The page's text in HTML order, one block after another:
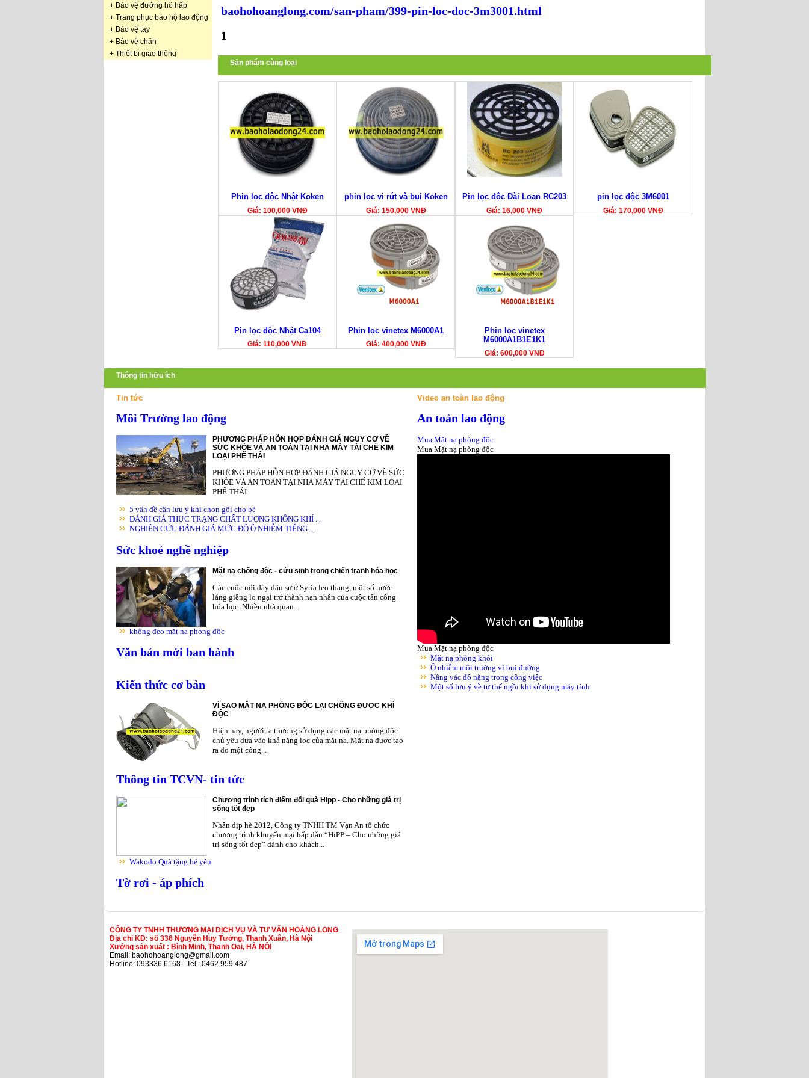
+ Bảo vệ đường hô hấp
+ Trang phục bảo hộ lao động
+ Bảo vệ tay
+ Bảo vệ chân
+ Thiết bị giao thông
baohohoanglong.com/san-pham/399-pin-loc-doc-3m3001.html
1
Sản phẩm cùng loại
Phin lọc độc Nhật Koken
Giá: 100,000 VNĐ
phin lọc vi rút và bụi Koken
Giá: 150,000 VNĐ
Pin lọc độc Đài Loan RC203
Giá: 16,000 VNĐ
pin lọc độc 3M6001
Giá: 170,000 VNĐ
Pin lọc độc Nhật Ca104
Giá: 110,000 VNĐ
Phin lọc vinetex M6000A1
Giá: 400,000 VNĐ
Phin lọc vinetex
M6000A1B1E1K1
Giá: 600,000 VNĐ
Thông tin hữu ích
Tin tức
Môi Trường lao động
PHƯƠNG PHÁP HỖN HỢP ĐÁNH GIÁ NGUY CƠ VỀ
SỨC KHỎE VÀ AN TOÀN TẠI NHÀ MÁY TÁI CHẾ KIM
LOẠI PHẾ THẢI
PHƯƠNG PHÁP HỖN HỢP ĐÁNH GIÁ NGUY CƠ VỀ SỨC
KHỎE VÀ AN TOÀN TẠI NHÀ MÁY TÁI CHẾ KIM LOẠI
PHẾ THẢI
5 vấn đề cần lưu ý khi chọn gối cho bé
ĐÁNH GIÁ THỰC TRẠNG CHẤT LƯỢNG KHÔNG KHÍ ...
NGHIÊN CỨU ĐÁNH GIÁ MỨC ĐỘ Ô NHIỄM TIẾNG ...
Sức khoẻ nghề nghiệp
Mặt nạ chống độc - cứu sinh trong chiến tranh hóa học
Các cuộc nổi dậy dân sự ở Syria leo thang, một số nước
láng giềng lo ngại trở thành nạn nhân của cuộc tấn công
hóa học. Nhiều nhà quan...
không đeo mặt nạ phòng độc
Văn bản mới ban hành
Kiến thức cơ bản
VÌ SAO MẶT NẠ PHÒNG ĐỘC LẠI CHỐNG ĐƯỢC KHÍ
ĐỘC
Hiện nay, người ta thưòng sử dụng các mặt nạ phòng độc
chủ yếu dựa vào khả năng lọc của mặt nạ. Mặt nạ được tạo
ra do một công...
Thông tin TCVN- tin tức
Chương trình tích điểm đổi quà Hipp - Cho những giá trị
sống tốt đẹp
Nhân dịp hè 2012, Công ty TNHH TM Vạn An tổ chức
chương trình khuyến mại hấp dẫn “HiPP – Cho những giá
trị sống tốt đẹp” dành cho khách...
Wakodo Quà tặng bé yêu
Tờ rơi - áp phích
Video an toàn lao động
An toàn lao động
Mua Mặt nạ phòng độc
Mua Mặt nạ phòng độc
Mua Mặt nạ phòng độc
Mặt nạ phòng khói
Ô nhiễm môi trường vì bụi đường
Nâng vác đồ nặng trong công việc
Một số lưu ý về tư thế ngồi khi sử dụng máy tính
CÔNG TY TNHH THƯƠNG MẠI DỊCH VỤ VÀ TƯ VẤN HOÀNG LONG
Địa chỉ KD: số 336 Nguyễn Huy Tưởng, Thanh Xuân, Hà Nội
Xưởng sản xuất : Bình Minh, Thanh Oai, HÀ NỘI
Email: baohohoanglong@gmail.com
Hotline: 093336 6168 - Tel : 0462 959 487